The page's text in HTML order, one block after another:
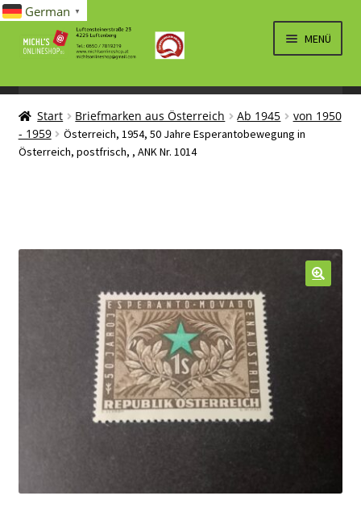
Navigation
Inhalt
MENÜ
SPIELWAREN/BAUSÄTZE
ÖFFNEN
ELEKTRO
LÜFTUNG, HEIZUNG, KLIMA
ÖFFNEN
Start Briefmarken aus Österreich Ab 1945
von 1950
- 1959
Österreich, 1954, 50 Jahre Esperantobewegung in
Österreich, postfrisch, , ANK Nr. 1014
German ▼